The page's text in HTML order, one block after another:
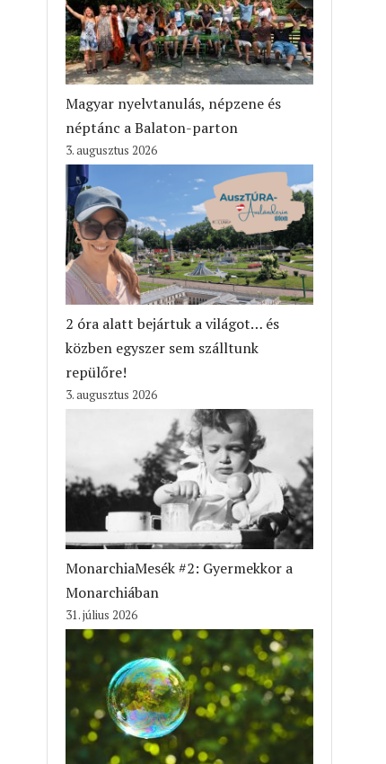
Magyar nyelvtanulás, népzene és
néptánc a Balaton-parton
3. augusztus 2026
2 óra alatt bejártuk a világot… és
közben egyszer sem szálltunk
repülőre!
3. augusztus 2026
MonarchiaMesék #2: Gyermekkor a
Monarchiában
31. július 2026